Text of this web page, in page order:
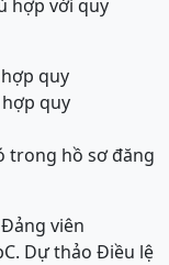
hợp với quy
quy
quy
trong hồ sơ đăng
viên
C. Dự thảo Điều lệ